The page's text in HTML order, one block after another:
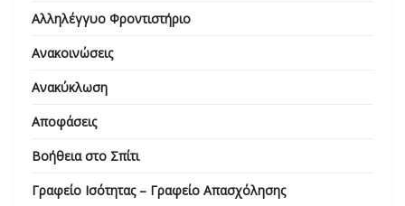
Αλληλέγγυο Φροντιστήριο
Ανακοινώσεις
Ανακύκλωση
Αποφάσεις
Βοήθεια στο Σπίτι
Γραφείο Ισότητας – Γραφείο Απασχόλησης